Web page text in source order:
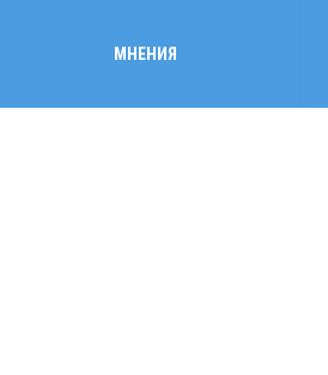
МНЕНИЯ